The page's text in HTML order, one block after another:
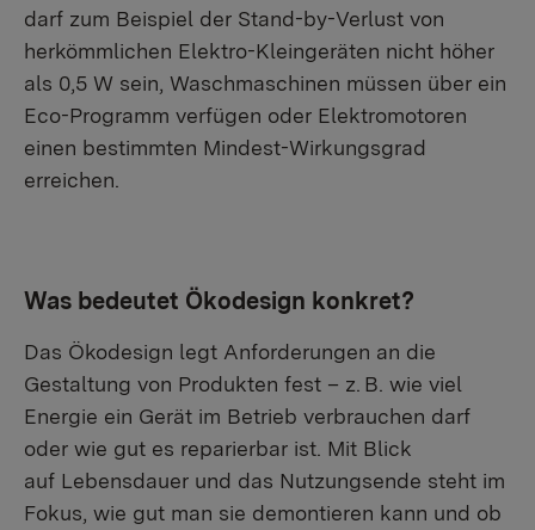
darf zum Beispiel der Stand-by-Verlust von
herkömmlichen Elektro-Kleingeräten nicht höher
als 0,5 W sein, Waschmaschinen müssen über ein
Eco-Programm verfügen oder Elektromotoren
einen bestimmten Mindest-Wirkungsgrad
erreichen.
Was bedeutet Ökodesign konkret?
Das Ökodesign legt Anforderungen an die
Gestaltung von Produkten fest – z. B. wie viel
Energie ein Gerät im Betrieb verbrauchen darf
oder wie gut es reparierbar ist. Mit Blick
auf Lebensdauer und das Nutzungsende steht im
Fokus, wie gut man sie demontieren kann und ob